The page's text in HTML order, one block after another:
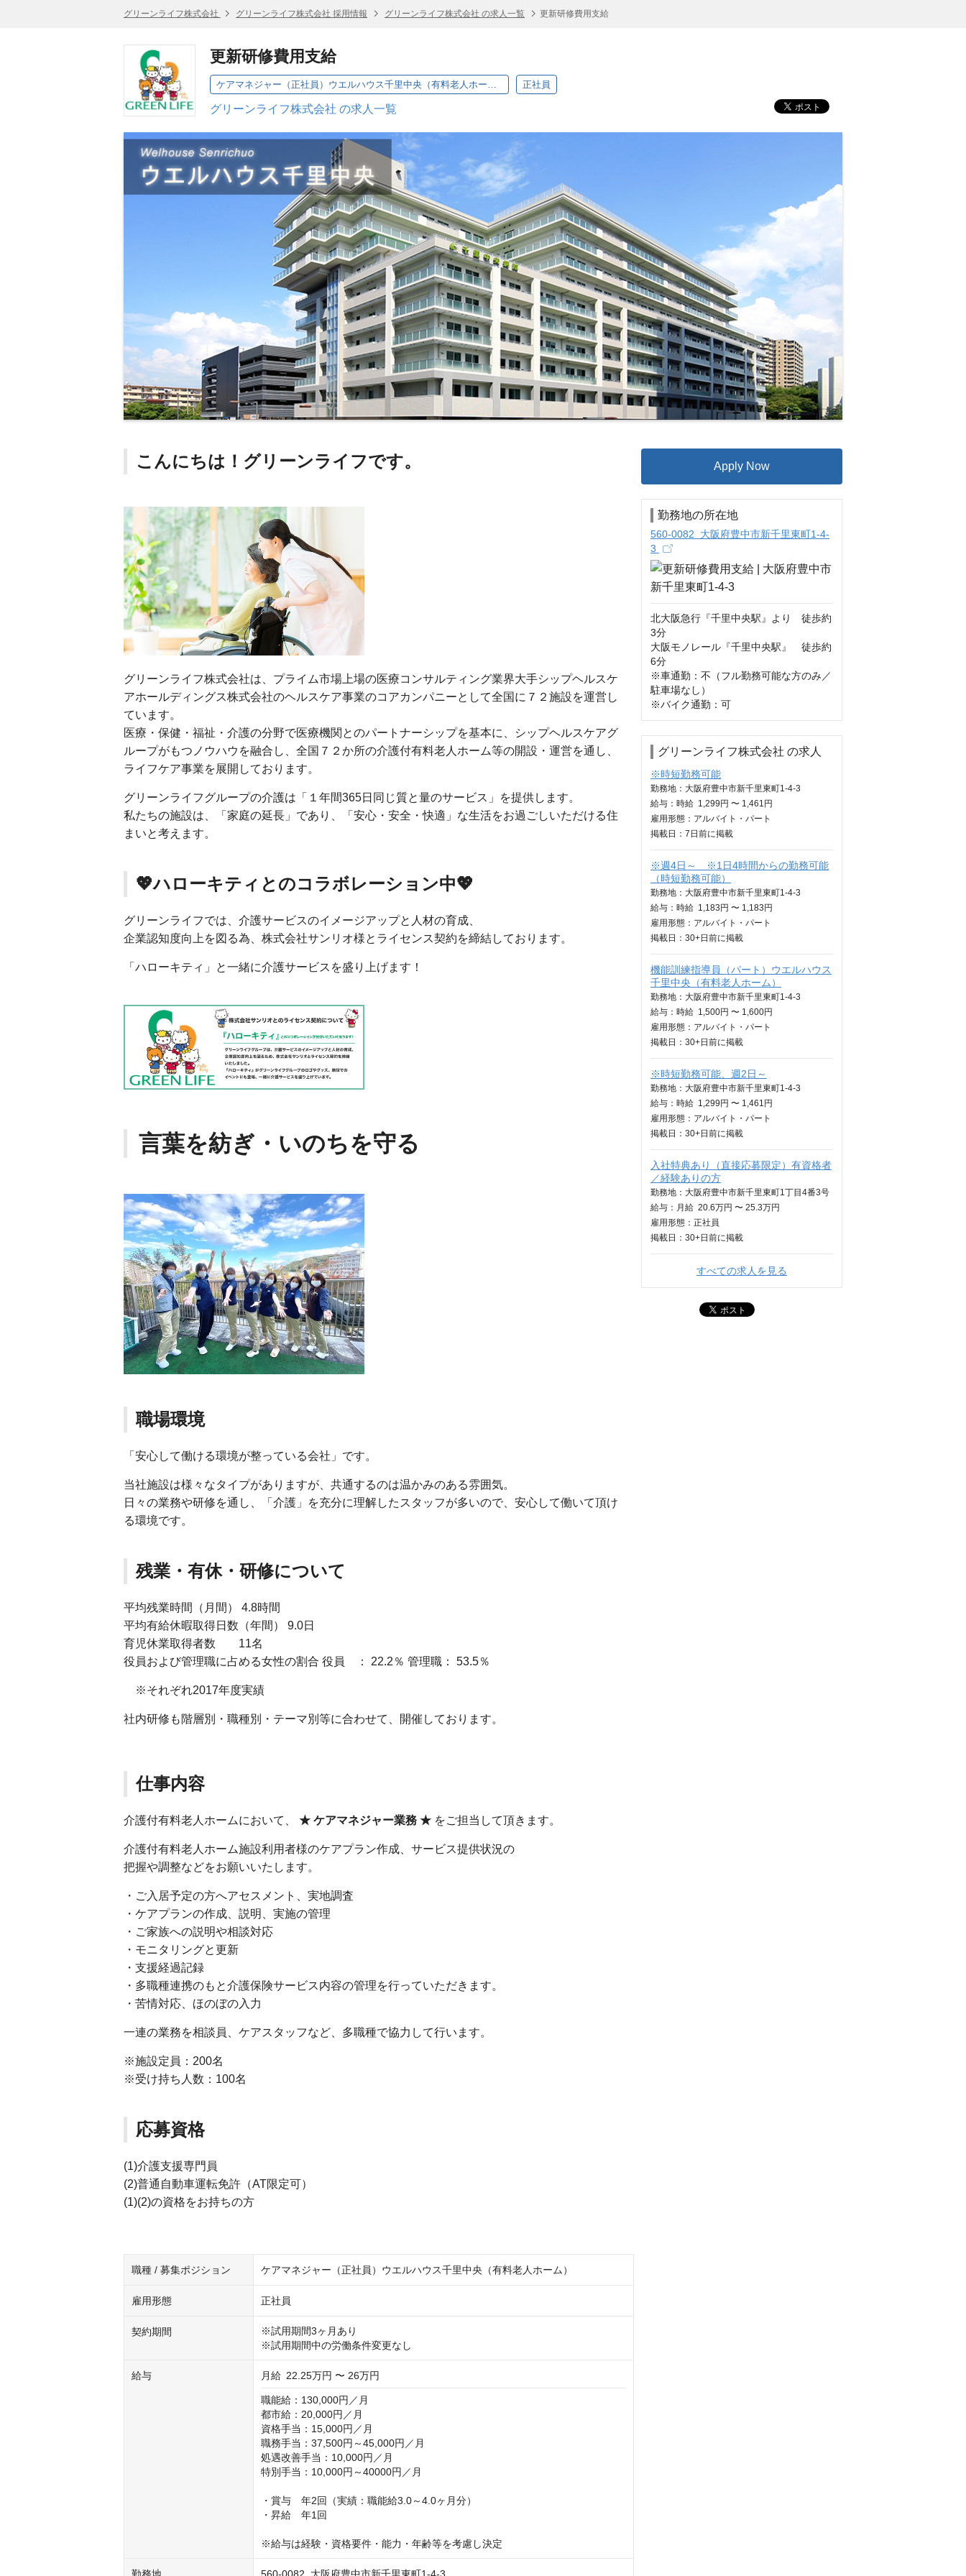
グリーンライフ株式会社 グリーンライフ株式会社 採用情報 グリーンライフ株式会社 の求人一覧 更新研修費用支給
更新研修費用支給
ケアマネジャー（正社員）ウエルハウス千里中央（有料老人ホーム） 正社員
グリーンライフ株式会社 の求人一覧
こんにちは！グリーンライフです。
グリーンライフ株式会社は、プライム市場上場の医療コンサルティング業界大手シップヘルスケ
アホールディングス株式会社のヘルスケア事業のコアカンパニーとして全国に７２施設を運営し
ています。
医療・保健・福祉・介護の分野で医療機関とのパートナーシップを基本に、シップヘルスケアグ
ループがもつノウハウを融合し、全国７２か所の介護付有料老人ホーム等の開設・運営を通し、
ライフケア事業を展開しております。
グリーンライフグループの介護は「１年間365日同じ質と量のサービス」を提供します。
私たちの施設は、「家庭の延長」であり、「安心・安全・快適」な生活をお過ごしいただける住
まいと考えます。
💖ハローキティとのコラボレーション中💖
グリーンライフでは、介護サービスのイメージアップと人材の育成、
企業認知度向上を図る為、株式会社サンリオ様とライセンス契約を締結しております。
「ハローキティ」と一緒に介護サービスを盛り上げます！
言葉を紡ぎ・いのちを守る
職場環境
「安心して働ける環境が整っている会社」です。
当社施設は様々なタイプがありますが、共通するのは温かみのある雰囲気。
日々の業務や研修を通し、「介護」を充分に理解したスタッフが多いので、安心して働いて頂け
る環境です。
残業・有休・研修について
平均残業時間（月間） 4.8時間
平均有給休暇取得日数（年間） 9.0日
育児休業取得者数 11名
役員および管理職に占める女性の割合 役員 ： 22.2％ 管理職： 53.5％
※それぞれ2017年度実績
社内研修も階層別・職種別・テーマ別等に合わせて、開催しております。
仕事内容
介護付有料老人ホームにおいて、 ★ ケアマネジャー業務 ★ をご担当して頂きます。
介護付有料老人ホーム施設利用者様のケアプラン作成、サービス提供状況の
把握や調整などをお願いいたします。
・ご入居予定の方へアセスメント、実地調査
・ケアプランの作成、説明、実施の管理
・ご家族への説明や相談対応
・モニタリングと更新
・支援経過記録
・多職種連携のもと介護保険サービス内容の管理を行っていただきます。
・苦情対応、ほのぼの入力
一連の業務を相談員、ケアスタッフなど、多職種で協力して行います。
※施設定員：200名
※受け持ち人数：100名
応募資格
(1)介護支援専門員
(2)普通自動車運転免許（AT限定可）
(1)(2)の資格をお持ちの方
職種 / 募集ポジション ケアマネジャー（正社員）ウエルハウス千里中央（有料老人ホーム）
雇用形態 正社員
契約期間
※試用期間3ヶ月あり
※試用期間中の労働条件変更なし
給与 月給 22.25万円 〜 26万円
職能給：130,000円／月
都市給：20,000円／月
資格手当：15,000円／月
職務手当：37,500円～45,000円／月
処遇改善手当：10,000円／月
特別手当：10,000円～40000円／月
・賞与　年2回（実績：職能給3.0～4.0ヶ月分）
・昇給　年1回
※給与は経験・資格要件・能力・年齢等を考慮し決定
勤務地 560-0082 大阪府豊中市新千里東町1-4-3
Apply Now
勤務地の所在地
560-0082 大阪府豊中市新千里東町1-4-
3
北大阪急行『千里中央駅』より　徒歩約
3分
大阪モノレール『千里中央駅』　徒歩約
6分
※車通勤：不（フル勤務可能な方のみ／
駐車場なし）
※バイク通勤：可
グリーンライフ株式会社 の求人
※時短勤務可能
勤務地：大阪府豊中市新千里東町1-4-3
給与： 時給 1,299円 〜 1,461円
雇用形態：アルバイト・パート
掲載日： 7日 前に掲載
※週4日～ ※1日4時間からの勤務可能
（時短勤務可能）
勤務地：大阪府豊中市新千里東町1-4-3
給与： 時給 1,183円 〜 1,183円
雇用形態：アルバイト・パート
掲載日： 30+日 前に掲載
機能訓練指導員（パート）ウエルハウス
千里中央（有料老人ホーム）
勤務地：大阪府豊中市新千里東町1-4-3
給与： 時給 1,500円 〜 1,600円
雇用形態：アルバイト・パート
掲載日： 30+日 前に掲載
※時短勤務可能、週2日～
勤務地：大阪府豊中市新千里東町1-4-3
給与： 時給 1,299円 〜 1,461円
雇用形態：アルバイト・パート
掲載日： 30+日 前に掲載
入社特典あり（直接応募限定）有資格者
／経験ありの方
勤務地：大阪府豊中市新千里東町1丁目4番3号
給与： 月給 20.6万円 〜 25.3万円
雇用形態：正社員
掲載日： 30+日 前に掲載
すべての求人を見る